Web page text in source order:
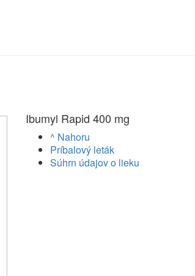
Ibumyl Rapid 400 mg
^ Nahoru
Príbalový leták
Súhrn údajov o lieku